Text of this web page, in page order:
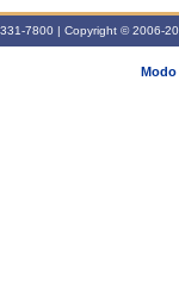
7800 | Copyright © 2006-
Modo